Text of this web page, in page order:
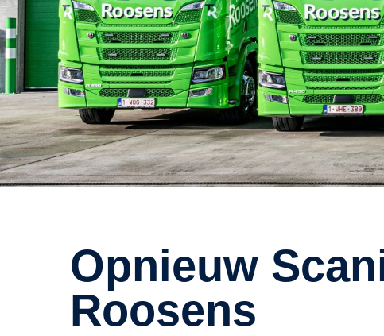
Opnieuw Scania’s bij Transport
Roosens